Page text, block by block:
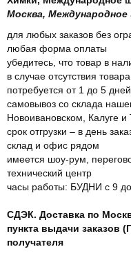
Москва, Международное
для любых заказов без
любая форма оплаты
убедитесь, что товар в
в случае отсутствия
потребуется от 1 до 5
самовывоз со склада
Новоивановском, Калуге
срок отгрузки – в день
склад и офис рядом
имеется шоу-рум,
технический центр
часы работы: БУДНИ с 9
СДЭК. Доставка по
пункта выдачи заказов
получателя